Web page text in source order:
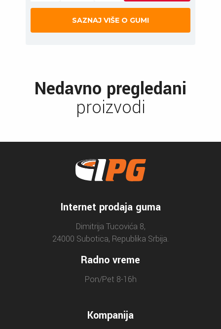
SAZNAJ VIŠE O GUMI
Nedavno pregledani
proizvodi
Internet prodaja guma
Dimitrija Tucovića 8,
24000 Subotica, Republika Srbija.
Radno vreme
Pon/Pet 8-16h
Kompanija